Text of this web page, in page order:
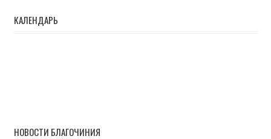
КАЛЕНДАРЬ
НОВОСТИ БЛАГОЧИНИЯ